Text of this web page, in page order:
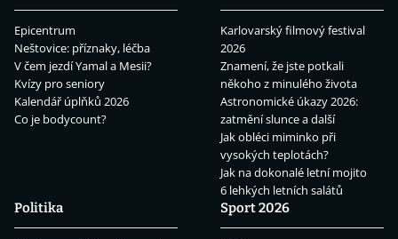
Epicentrum
Neštovice: příznaky, léčba
V čem jezdí Yamal a Mesii?
Kvízy pro seniory
Kalendář úplňků 2026
Co je bodycount?
Karlovarský filmový festival
2026
Znamení, že jste potkali
někoho z minulého života
Astronomické úkazy 2026:
zatmění slunce a další
Jak obléci miminko při
vysokých teplotách?
Jak na dokonalé letní mojito
6 lehkých letních salátů
Politika
Sport 2026